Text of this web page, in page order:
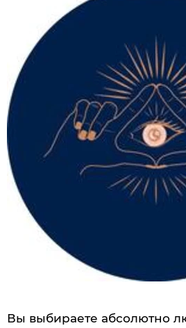
Вы выбираете абсолютно